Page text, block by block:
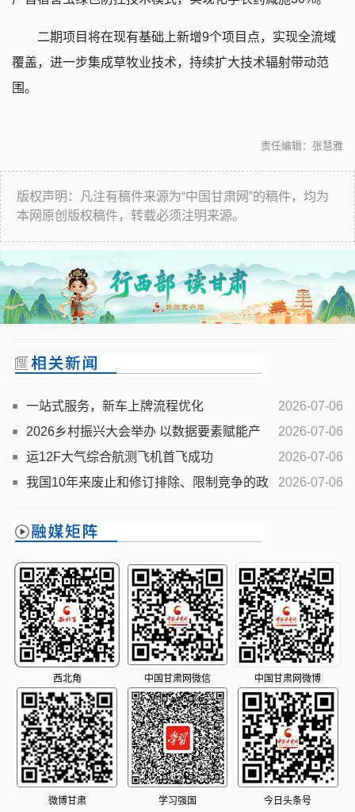
二期项目将在现有基础上新增9个项目点，实现全流域
覆盖，进一步集成草牧业技术，持续扩大技术辐射带动范
围。
责任编辑：张慧雅
版权声明：凡注有稿件来源为“中国甘肃网”的稿件，均为
本网原创版权稿件，转载必须注明来源。
2026-07-06
一站式服务，新车上牌流程优化
2026-07-06
2026乡村振兴大会举办 以数据要素赋能产
业发展
2026-07-06
运12F大气综合航测飞机首飞成功
2026-07-06
我国10年来废止和修订排除、限制竞争的政
西北角 中国甘肃网微信 中国甘肃网微博
微博甘肃 学习强国 今日头条号